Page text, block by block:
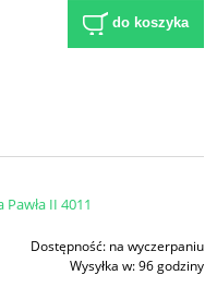
do koszyka
II 4011
Dostępność: na wyczerpaniu
Wysyłka w:96 godziny